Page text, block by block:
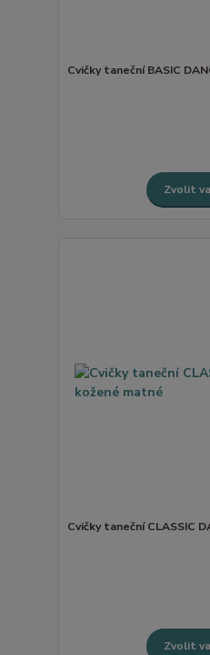
Cvičky taneční BASIC
Zvolit
Cvičky taneční CLASSIC
Zvolit